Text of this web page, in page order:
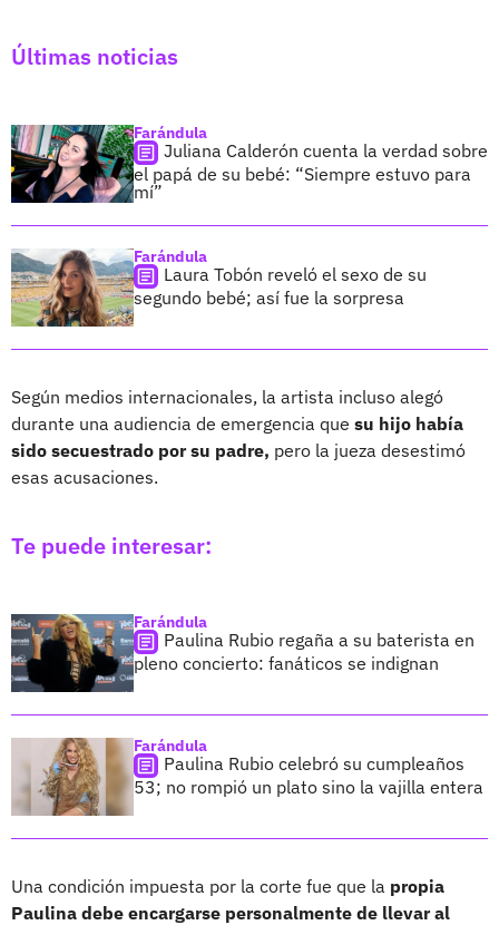
Últimas noticias
Farándula
Juliana Calderón cuenta la verdad sobre
el papá de su bebé: “Siempre estuvo para
mí”
Farándula
Laura Tobón reveló el sexo de su
segundo bebé; así fue la sorpresa
Según medios internacionales, la artista incluso alegó
durante una audiencia de emergencia que su hijo había
sido secuestrado por su padre, pero la jueza desestimó
esas acusaciones.
Te puede interesar:
Farándula
Paulina Rubio regaña a su baterista en
pleno concierto: fanáticos se indignan
Farándula
Paulina Rubio celebró su cumpleaños
53; no rompió un plato sino la vajilla entera
Una condición impuesta por la corte fue que la propia
Paulina debe encargarse personalmente de llevar al